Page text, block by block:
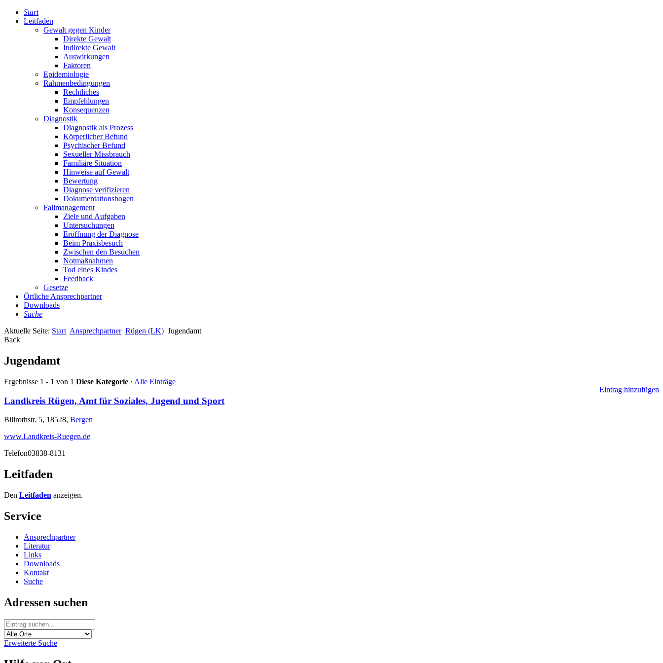
Start
Leitfaden
Gewalt gegen Kinder
Direkte Gewalt
Indirekte Gewalt
Auswirkungen
Faktoren
Epidemiologie
Rahmenbedingungen
Rechtliches
Empfehlungen
Konsequenzen
Diagnostik
Diagnostik als Prozess
Körperlicher Befund
Psychischer Befund
Sexueller Missbrauch
Familiäre Situation
Hinweise auf Gewalt
Bewertung
Diagnose verifizieren
Dokumentationsbogen
Fallmanagement
Ziele und Aufgaben
Untersuchungen
Eröffnung der Diagnose
Beim Praxisbesuch
Zwischen den Besuchen
Notmaßnahmen
Tod eines Kindes
Feedback
Gesetze
Örtliche Ansprechpartner
Downloads
Suche
Aktuelle Seite: Start Ansprechpartner Rügen (LK) Jugendamt
Back
Jugendamt
Eintrag hinzufügen
Ergebnisse 1 - 1 von 1 Diese Kategorie · Alle Einträge
Landkreis Rügen, Amt für Soziales, Jugend und Sport
Billrothstr. 5, 18528, Bergen
www.Landkreis-Ruegen.de
Telefon03838-8131
Leitfaden
Den Leitfaden anzeigen.
Service
Ansprechpartner
Literatur
Links
Downloads
Kontakt
Suche
Adressen suchen
Erweiterte Suche